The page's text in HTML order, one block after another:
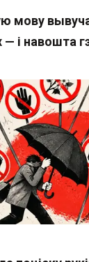
мову
— і навошта